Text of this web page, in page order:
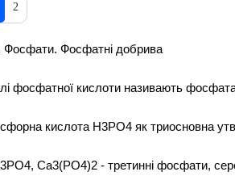
2
Фосфати. Фосфатні добрива
фосфатної кислоти називають
кислота Н3РО4 як триосновна
Са3(РО4)2 - третинні фосфати,